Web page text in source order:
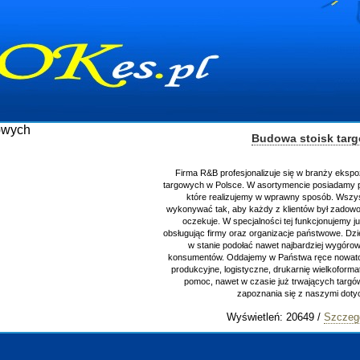
Budowa stoisk targowych
Firma R&B profesjonalizuje się w branży ekspozycyjnej oraz
targowych w Polsce. W asortymencie posiadamy przyrządzenie stoisk
które realizujemy w wprawny sposób. Wszystkie zlecenia
wykonywać tak, aby każdy z klientów był zadowolony, oraz
oczekuje. W specjalności tej funkcjonujemy już od 15 lat z
obsługując firmy oraz organizacje państwowe. Dzięki ogromnej
w stanie podołać nawet najbardziej wygórowanym żądaniom
konsumentów. Oddajemy w Państwa ręce nowatorskich projektantów,
produkcyjne, logistyczne, drukarnię wielkoformatową oraz wszelką
pomoc, nawet w czasie już trwających targów. Zapraszamy
zapoznania się z naszymi dotychczasowym
Wyświetleń: 20649 /Szczegóły wpisu